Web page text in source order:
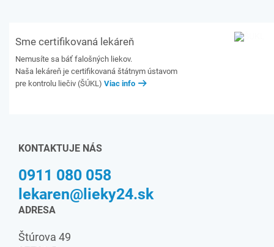
Sme certifikovaná lekáreň
Nemusíte sa báť falošných liekov.
Naša lekáreň je certifikovaná štátnym ústavom
pre kontrolu liečiv (ŠÚKL) Viac info
KONTAKTUJE NÁS
0911 080 058
lekaren@lieky24.sk
ADRESA
Štúrova 49